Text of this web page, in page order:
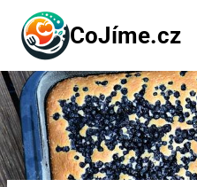
Přeskočit
obsah
CoJíme.cz